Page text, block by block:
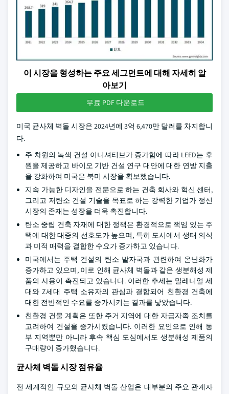
이 시장을 형성하는 주요 세그먼트에 대해 자세히 알
아보기
무료 PDF 다운로드
미국 균사체 벽돌 시장은 2024년에 3억 6,470만 달러를 차지합니
다.
주 차원의 녹색 건설 이니셔티브가 증가함에 따라 LEED는 후
원을 제공하고 바이오 기반 건설 연구 대안에 대한 연방 지출
을 강화하여 미국은 북미 시장을 확보했습니다.
지속 가능한 디자인을 전문으로 하는 건축 회사와 혁신 센터,
그리고 저탄소 건설 기술을 목표로 하는 강력한 기업가 정신
시장의 존재는 성장을 더욱 촉진합니다.
탄소 중립 건축 자재에 대한 정책은 환경적으로 책임 있는 주
택에 대한 대중의 선호도가 높으며, 특히 도시에서 생태 의식
과 미적 매력을 결합한 수요가 증가하고 있습니다.
미국에서는 주택 건설의 탄소 발자국과 관련하여 온난화가
증가하고 있으며, 이로 인해 균사체 벽돌과 같은 생분해성 제
품의 사용이 촉진되고 있습니다. 이러한 추세는 밀레니얼 세
대와 Z세대 주택 소유자의 관심과 결합되어 친환경 건축에
대한 전반적인 수요를 증가시키는 결과를 낳았습니다.
친환경 건물 계획은 또한 주거 지역에 대한 자급자족 조치를
고려하여 건설을 증가시켰습니다. 이러한 요인으로 인해 동
부 지역뿐만 아니라 후속 핵심 도심에서도 생분해성 제품의
구매량이 증가했습니다.
균사체 벽돌 시장 점유율
전 세계적인 규모의 균사체 벽돌 산업은 대부분의 주요 관계자